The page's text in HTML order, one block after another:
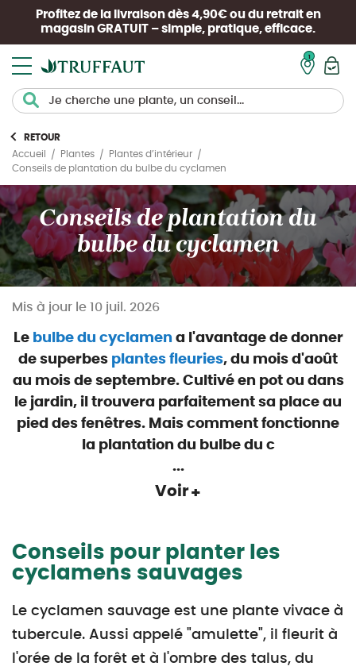
Profitez de la livraison dès 4,90€ ou du retrait en
magasin GRATUIT – simple, pratique, efficace.
RETOUR
Accueil
Plantes
Plantes d’intérieur
Conseils de plantation du bulbe du cyclamen
Conseils de plantation du
bulbe du cyclamen
Mis à jour le 10 juil. 2026
Le bulbe du cyclamena l'avantage de donner
de superbes plantes fleuries, du mois d'août
au mois de septembre. Cultivé en pot ou dans
le jardin, il trouvera parfaitement sa place au
pied des fenêtres. Mais comment fonctionne
la plantation du bulbe du c
...
Voir
Conseils pour planter les
cyclamens sauvages
Le cyclamen sauvage est une plante vivace à
tubercule. Aussi appelé "amulette", il fleurit à
l'orée de la forêt et à l'ombre des talus, du